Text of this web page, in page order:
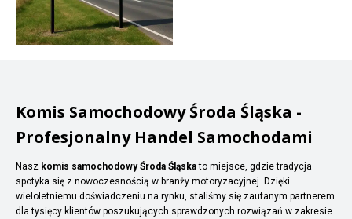
Komis Samochodowy Środa Śląska -
Profesjonalny Handel Samochodami
Nasz komis samochodowy Środa Śląskato miejsce, gdzie tradycja
spotyka się z nowoczesnością w branży motoryzacyjnej. Dzięki
wieloletniemu doświadczeniu na rynku, staliśmy się zaufanym partnerem
dla tysięcy klientów poszukujących sprawdzonych rozwiązań w zakresie